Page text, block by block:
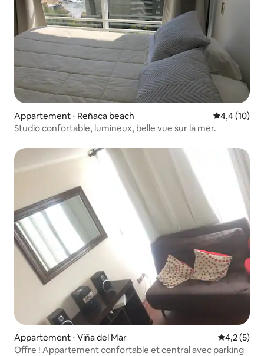
Appartement ⋅ Reñaca beach Évaluation
4,4 (10)
Studio confortable, lumineux, belle vue sur la mer.
Appartement ⋅ Viña del Mar Évaluation
4,2 (5)
Offre ! Appartement confortable et central avec parking